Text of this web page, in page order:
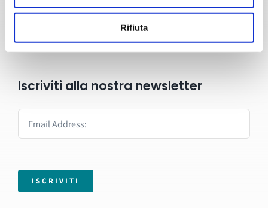
Rifiuta
Blog
Contatti
Iscriviti alla nostra newsletter
ISCRIVITI